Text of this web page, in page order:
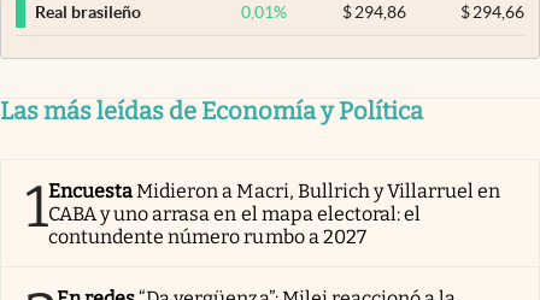
Real brasileño 0,01% $ 294,86 $294,66
Las más leídas de Economía y Política
1EncuestaMidieron a Macri, Bullrich y Villarruel en
CABA y uno arrasa en el mapa electoral: el
contundente número rumbo a 2027